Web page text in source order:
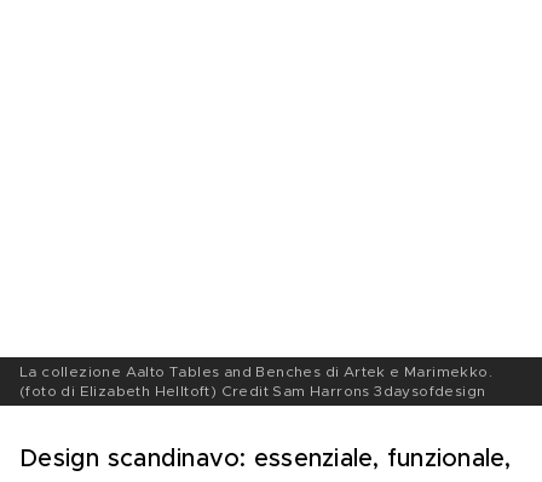
La collezione Aalto Tables and Benches di Artek e Marimekko.
(foto di Elizabeth Helltoft) Credit Sam Harrons 3daysofdesign
Design scandinavo: essenziale, funzionale,